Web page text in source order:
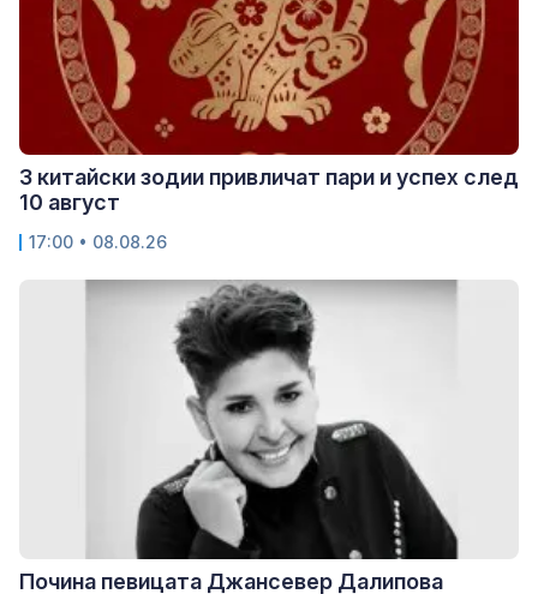
3 китайски зодии привличат пари и успех след
10 август
17:00 • 08.08.26
Почина певицата Джансевер Далипова